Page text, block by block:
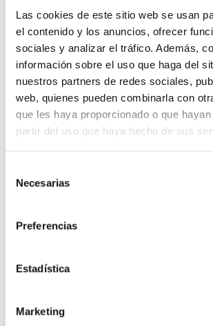
Las cookies de este sitio web se usan
el contenido y los anuncios, ofrecer
sociales y analizar el tráfico. Además,
información sobre el uso que haga del
nuestros partners de redes sociales,
web, quienes pueden combinarla con
que les haya proporcionado o que
partir del uso que haya hecho de sus
Necesarias
Preferencias
Estadística
Marketing
Dónde estamos
Ver mapa Ver